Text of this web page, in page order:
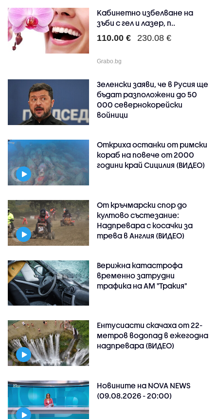
Kабинетно избелване на
зъби с гел и лазер, п..
110.00 € 230.08 €
Grabo.bg
Зеленски заяви, че в Русия ще
бъдат разположени до 50
000 севернокорейски
войници
Откриха останки от римски
кораб на повече от 2000
години край Сицилия (ВИДЕО)
От кръчмарски спор до
култово състезание:
Надпревара с косачки за
трева в Англия (ВИДЕО)
Верижна катастрофа
временно затрудни
трафика на АМ "Тракия"
Ентусиасти скачаха от 22-
метров водопад в ежегодна
надпревара (ВИДЕО)
Новините на NOVA NEWS
(09.08.2026 - 20:00)